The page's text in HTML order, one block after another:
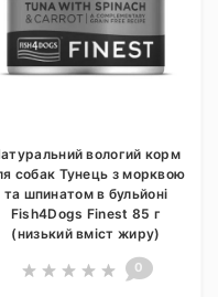
вологий корм
собак Тунець з морквою
та шпинатом в бульйоні
Fish4Dogs Finest 85 г
(низький вміст жиру)
0